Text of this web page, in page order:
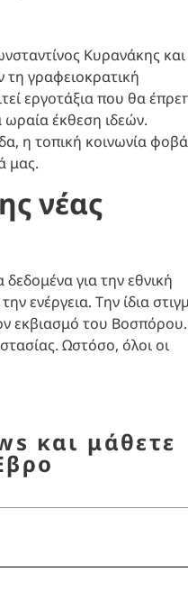
Κυρανάκης
γραφειοκρατική
εργοτάξια που θα
ωραία έκθεση ιδεών.
η τοπική κοινωνία
μας.
νέας
για την εθνική
ενέργεια. Την ίδια
εκβιασμό του Βοσπόρου.
Ωστόσο, όλοι οι
και μάθετε